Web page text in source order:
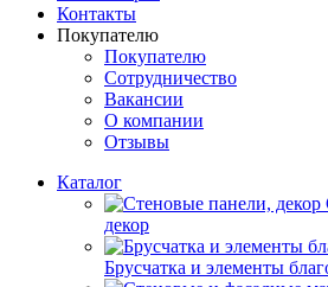
Контакты
Покупателю
Покупателю
Сотрудничество
Вакансии
О компании
Отзывы
Каталог
декор
Брусчатка и элементы